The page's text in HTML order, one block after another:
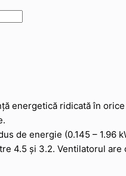
energetică ridicată în
de energie (0.145 – 1.96
4.5 și 3.2. Ventilatorul